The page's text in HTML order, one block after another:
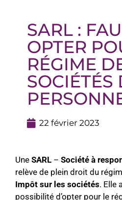
SARL :
OPTER
RÉGIME
SOCIÉTÉS
22 février 2023
UneSARL –Société à
relève de plein droit du
Impôt sur les sociétés. Elle
possibilité d’opter pour le